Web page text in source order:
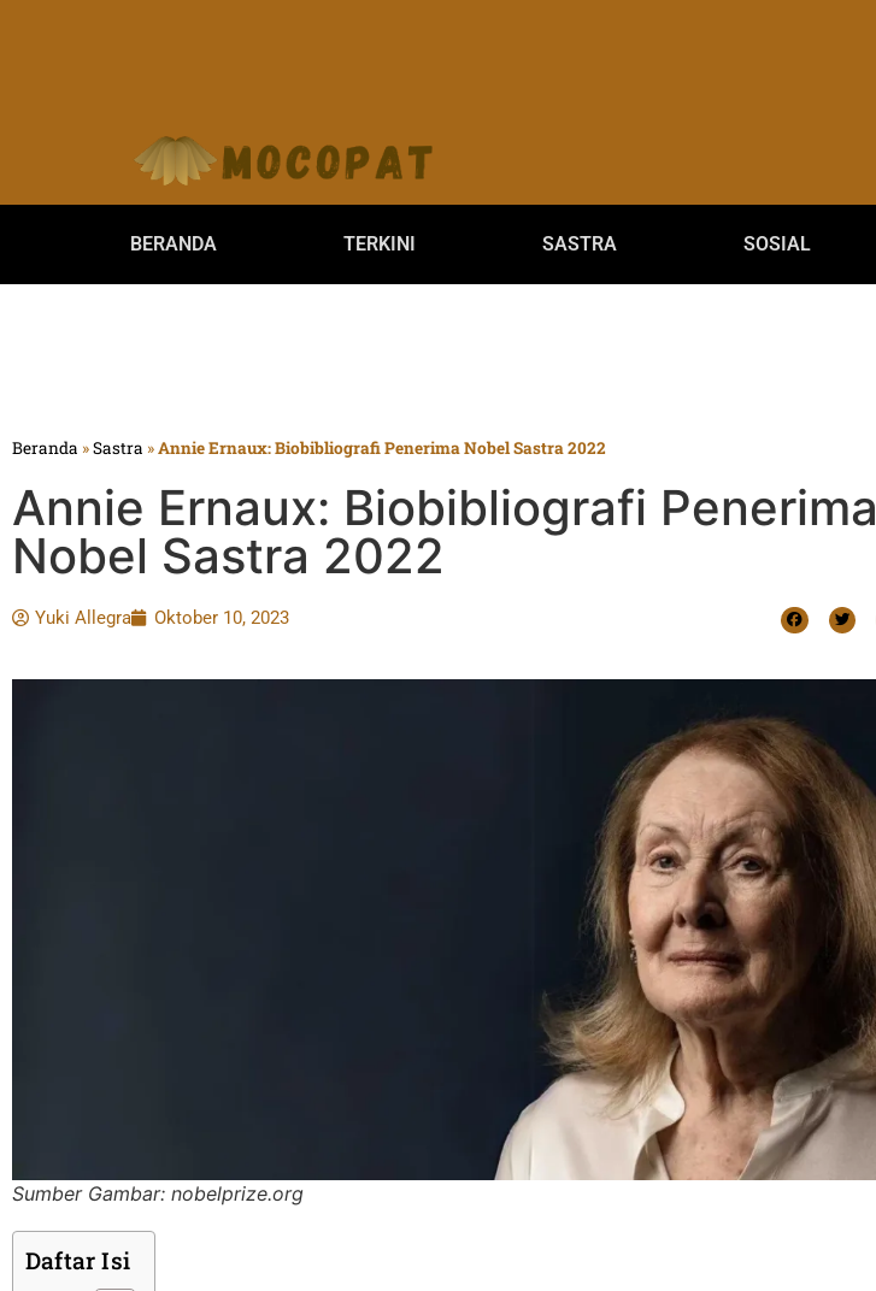
BERANDA TERKINI SASTRA SOSIAL
Beranda »Sastra »Annie Ernaux: Biobibliografi Penerima Nobel Sastra 2022
Annie Ernaux: Biobibliografi Penerima
Nobel Sastra 2022
Yuki Allegra Oktober 10, 2023
Sumber Gambar: nobelprize.org
Daftar Isi